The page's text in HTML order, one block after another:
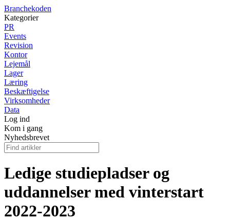
Branchekoden
Kategorier
PR
Events
Revision
Kontor
Lejemål
Lager
Læring
Beskæftigelse
Virksomheder
Data
Log ind
Kom i gang
Nyhedsbrevet
Ledige studiepladser og
uddannelser med vinterstart
2022-2023